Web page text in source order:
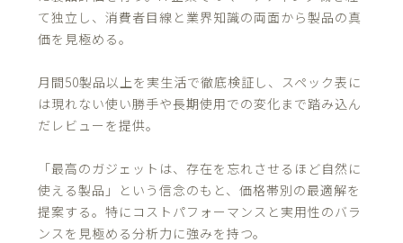
て独立し、消費者目線と業界知識の両面から製品の真
価を見極める。
月間50製品以上を実生活で徹底検証し、スペック表に
は現れない使い勝手や長期使用での変化まで踏み込ん
だレビューを提供。
「最高のガジェットは、存在を忘れさせるほど自然に
使える製品」という信念のもと、価格帯別の最適解を
提案する。特にコストパフォーマンスと実用性のバラ
ンスを見極める分析力に強みを持つ。